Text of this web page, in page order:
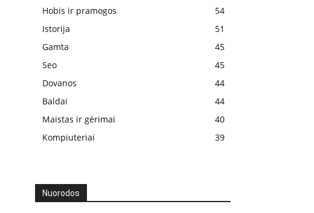
Hobis ir pramogos
54
Istorija
51
Gamta
45
Seo
45
Dovanos
44
Baldai
44
Maistas ir gėrimai
40
Kompiuteriai
39
Nuorodos